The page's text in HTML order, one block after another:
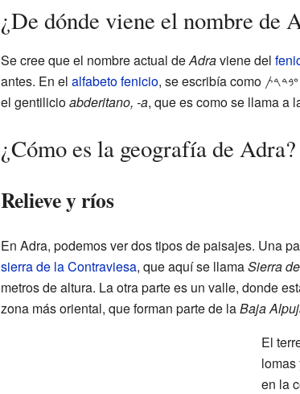
¿De dónde viene el nombre de
Se cree que el nombre actual deAdraviene del
antes. En el alfabeto fenicio
el gentilicioabderitano, -a, que es como se llama a
¿Cómo es la geografía de Adra?
Relieve y ríos
En Adra, podemos ver dos tipos de paisajes. Una
sierra de la Contraviesa, que aquí se llamaSierra
metros de altura. La otra parte es un valle, donde
zona más oriental, que forman parte de laBaja
El
lomas
en la